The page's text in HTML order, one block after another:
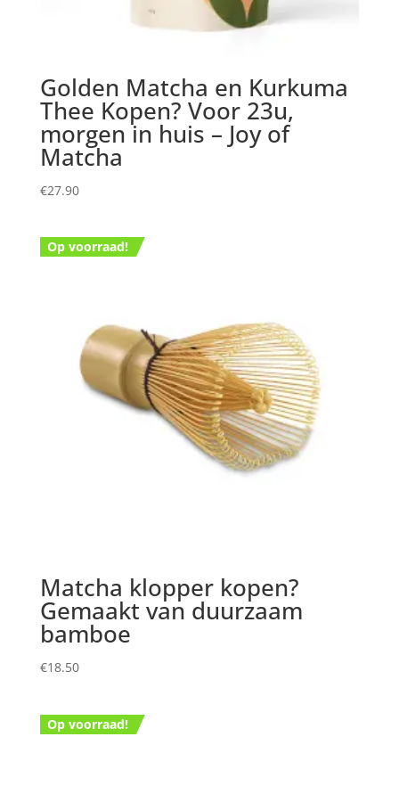
Golden Matcha en Kurkuma
Thee Kopen? Voor 23u,
morgen in huis – Joy of
Matcha
€27.90
Op voorraad!
Matcha klopper kopen?
Gemaakt van duurzaam
bamboe
€18.50
Op voorraad!